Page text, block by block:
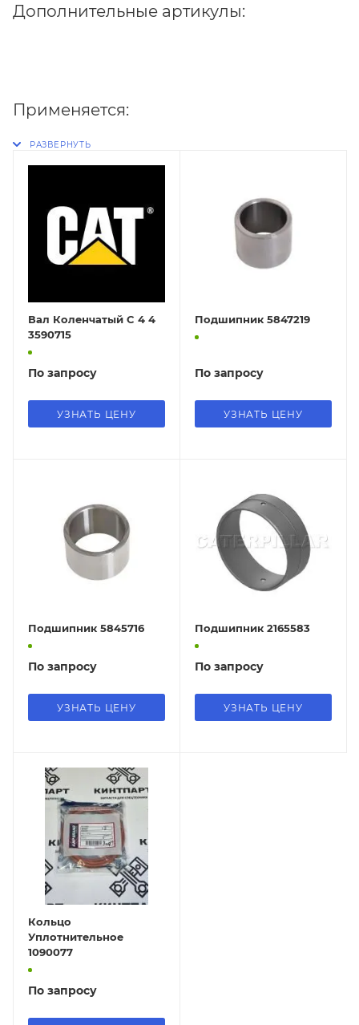
Дополнительные артикулы:
Применяется:
Вал Коленчатый C 4 4
3590715
По запросу
УЗНАТЬ ЦЕНУ
Подшипник 5847219
По запросу
УЗНАТЬ ЦЕНУ
Подшипник 5845716
По запросу
УЗНАТЬ ЦЕНУ
Подшипник 2165583
По запросу
УЗНАТЬ ЦЕНУ
Кольцо
Уплотнительное
1090077
По запросу